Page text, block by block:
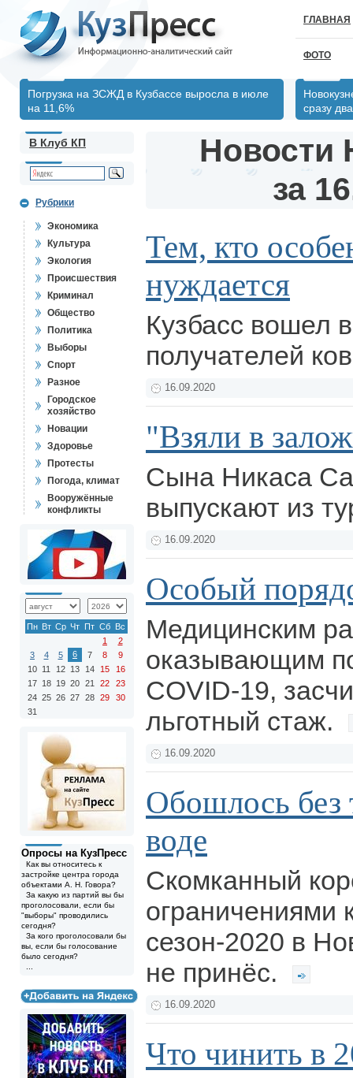
ГЛАВНАЯ
ФОТО
Погрузка на ЗСЖД в Кузбассе выросла в июле
на 11,6%
сразу
В Клуб КП
Рубрики
Экономика
Культура
Экология
Происшествия
Криминал
Общество
Политика
Выборы
Спорт
Разное
Городское
хозяйство
Новации
Здоровье
Протесты
Погода, климат
Вооружённые
конфликты
Пн Вт Ср Чт Пт Сб Вс
1
2
3
4 5 6 7 8
9
10 11 12 13 14 15
16
17 18 19 20 21 22
23
24 25 26 27 28 29
30
31
Опросы на КузПресс
Как вы относитесь к
застройке центра города
объектами А. Н. Говора?
За какую из партий вы бы
проголосовали, если бы
"выборы" проводились
сегодня?
За кого проголосовали бы
вы, если бы голосование
было сегодня?
Новости
за
Тем, кто
нуждается
Кузбасс вошел
получателей
16.09.2020
"Взяли в
Сына Никаса
выпускают из
16.09.2020
Особый
Медицинским
оказывающим
COVID-19,
льготный стаж.
16.09.2020
Обошлось без
воде
Скомканный
ограничениями
сезон-2020 в
не принёс.
16.09.2020
Что чинить в